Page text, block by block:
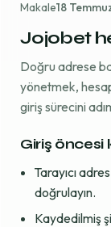
Makale18
Jojobet
Doğru adrese
yönetmek,
giriş sürecini
Giriş öncesi
Tarayıcı
doğrulayın.
Kaydedilmiş